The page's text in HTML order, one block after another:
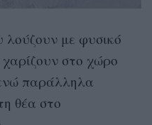
λούζουν με φυσικό
στο χώρο
παράλληλα
θέα στο